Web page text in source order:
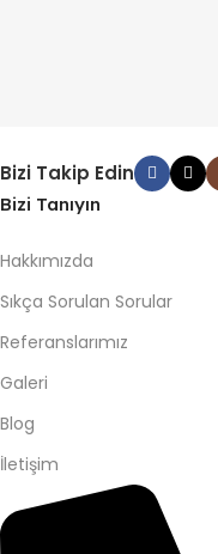
Bizi Takip Edin
Bizi Tanıyın
Hakkımızda
Sıkça Sorulan Sorular
Referanslarımız
Galeri
Blog
İletişim